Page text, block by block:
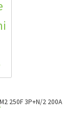
250F 3P+N/2 200A